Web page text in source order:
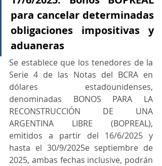
para cancelar determinadas
obligaciones impositivas y
aduaneras
Se establece que los tenedores de la
Serie 4 de las Notas del BCRA en
dólares estadounidenses,
denominadas BONOS PARA LA
RECONSTRUCCIÓN DE UNA
ARGENTINA LIBRE (BOPREAL),
emitidos a partir del 16/6/2025 y
hasta el 30/9/2025e septiembre de
2025, ambas fechas inclusive, podrán